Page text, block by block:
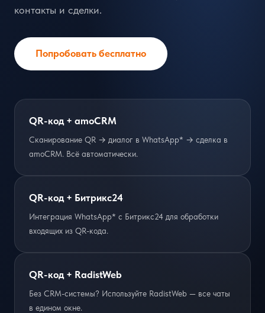
контакты и сделки.
Попробовать бесплатно
QR-код + amoCRM
Сканирование QR → диалог в WhatsApp* → сделка в
amoCRM. Всё автоматически.
QR-код + Битрикс24
Интеграция WhatsApp* с Битрикс24 для обработки
входящих из QR-кода.
QR-код + RadistWeb
Без CRM-системы? Используйте RadistWeb — все чаты
в едином окне.